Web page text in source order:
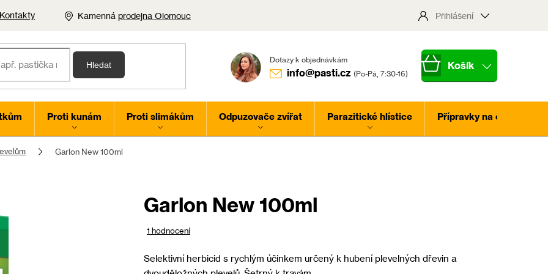
Kamennáprodejna Olomouc
Kontakty Přihlášení
Hledat
info@pasti.cz
Nákupní
Proti kunám Proti slimákům Odpuzovače zvířat Parazitické hlístice Přípravky na ochranu
Garlon New 100ml
Garlon New 100ml
Průměrné
produktu
1 hodnocení
Selektivní herbicid s rychlým účinkem určený k hubení plevelných dřevin a